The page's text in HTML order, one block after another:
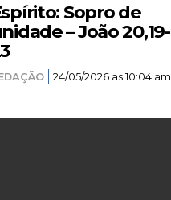
Sopro de
– João 20,19-
24/05/2026 as 10:04 am